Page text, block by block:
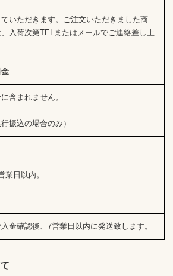
いただきます。ご注文いただきました商
入荷次第TELまたはメールでご連絡差し上
含まれません。
振込の場合のみ）
業日以内。
金確認後、7営業日以内に発送致します。